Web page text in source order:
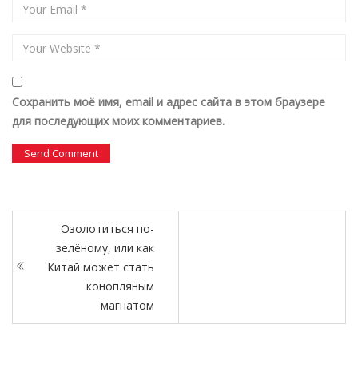
Сохранить моё имя, email и адрес сайта в этом браузере
для последующих моих комментариев.
Озолотиться по-
зелёному, или как
Китай может стать
конопляным
магнатом